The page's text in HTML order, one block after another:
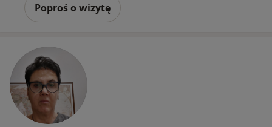
Poproś o wizytę